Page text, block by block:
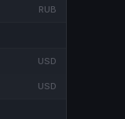
RUB
USD
USD